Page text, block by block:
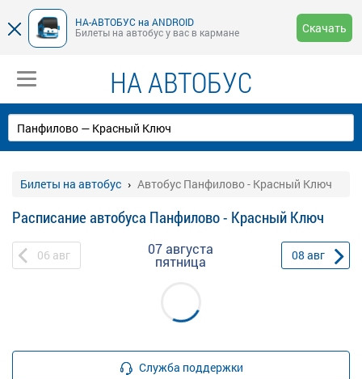
НА-АВТОБУС на ANDROID
Билеты на автобус у вас в кармане
Скачать
НА АВТОБУС
Билеты на автобус Автобус Панфилово - Красный Ключ
Расписание автобуса Панфилово - Красный Ключ
06 авг 07 августа
пятница 08 авг
Служба поддержки